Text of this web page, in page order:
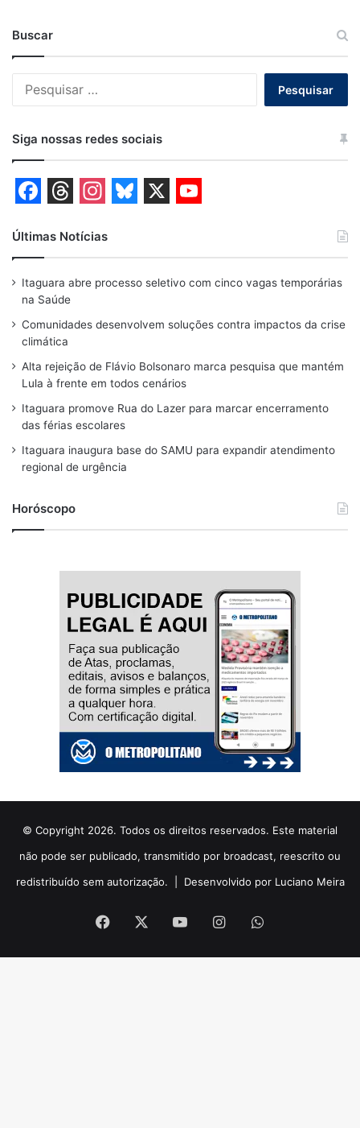
Buscar
Siga nossas redes sociais
a
c
e
b
o
o
k
h
r
e
a
d
s
n
s
t
a
r
a
m
u
e
s
y
u
T
u
e
Últimas Notícias
Itaguara abre processo seletivo com cinco vagas temporárias
na Saúde
Comunidades desenvolvem soluções contra impactos da crise
climática
Alta rejeição de Flávio Bolsonaro marca pesquisa que mantém
Lula à frente em todos cenários
Itaguara promove Rua do Lazer para marcar encerramento
das férias escolares
Itaguara inaugura base do SAMU para expandir atendimento
regional de urgência
Horóscopo
© Copyright 2026. Todos os direitos reservados. Este material
não pode ser publicado, transmitido por broadcast, reescrito ou
redistribuído sem autorização. | Desenvolvido por Luciano Meira
Facebook YouTubeInstagramWhatsApp